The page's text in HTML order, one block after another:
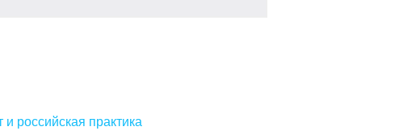
российская практика